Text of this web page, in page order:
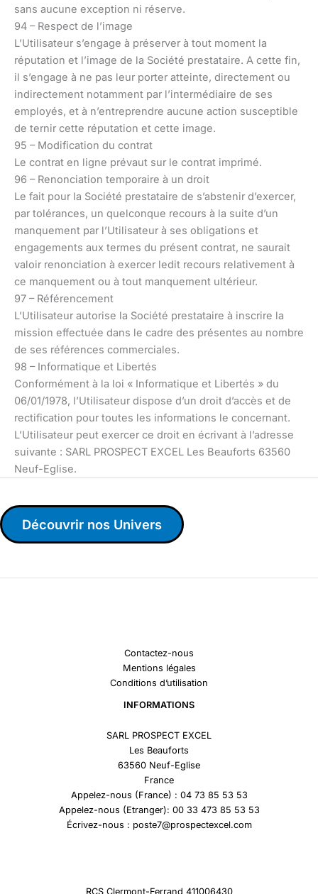
sans aucune exception ni réserve.
94 – Respect de l’image
L’Utilisateur s’engage à préserver à tout moment la
réputation et l’image de la Société prestataire. A cette fin,
il s’engage à ne pas leur porter atteinte, directement ou
indirectement notamment par l’intermédiaire de ses
employés, et à n’entreprendre aucune action susceptible
de ternir cette réputation et cette image.
95 – Modification du contrat
Le contrat en ligne prévaut sur le contrat imprimé.
96 – Renonciation temporaire à un droit
Le fait pour la Société prestataire de s’abstenir d’exercer,
par tolérances, un quelconque recours à la suite d’un
manquement par l’Utilisateur à ses obligations et
engagements aux termes du présent contrat, ne saurait
valoir renonciation à exercer ledit recours relativement à
ce manquement ou à tout manquement ultérieur.
97 – Référencement
L’Utilisateur autorise la Société prestataire à inscrire la
mission effectuée dans le cadre des présentes au nombre
de ses références commerciales.
98 – Informatique et Libertés
Conformément à la loi « Informatique et Libertés » du
06/01/1978, l’Utilisateur dispose d’un droit d’accès et de
rectification pour toutes les informations le concernant.
L’Utilisateur peut exercer ce droit en écrivant à l’adresse
suivante : SARL PROSPECT EXCEL Les Beauforts 63560
Neuf-Eglise.
Découvrir nos Univers
Contactez-nous
Mentions légales
Conditions d’utilisation
INFORMATIONS
SARL PROSPECT EXCEL
Les Beauforts
63560 Neuf-Eglise
France
Appelez-nous (France) : 04 73 85 53 53
Appelez-nous (Etranger): 00 33 473 85 53 53
Écrivez-nous : poste7@prospectexcel.com
RCS Clermont-Ferrand 411006430